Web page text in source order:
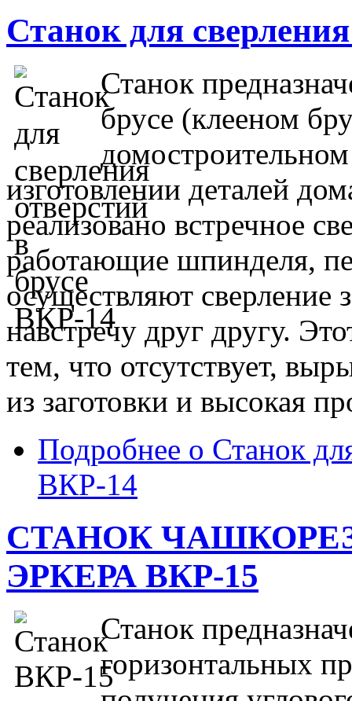
Станок для
Станок
брусе (клееном
изготовлении деталей
реализовано встречное
работающие шпинделя,
осуществляют сверление
навстречу друг другу.
тем, что отсутствует,
из заготовки и высокая
Подробнее о Станок
ВКР-14
СТАНОК
ЭРКЕРА ВКР-15
Станок
горизонтальных